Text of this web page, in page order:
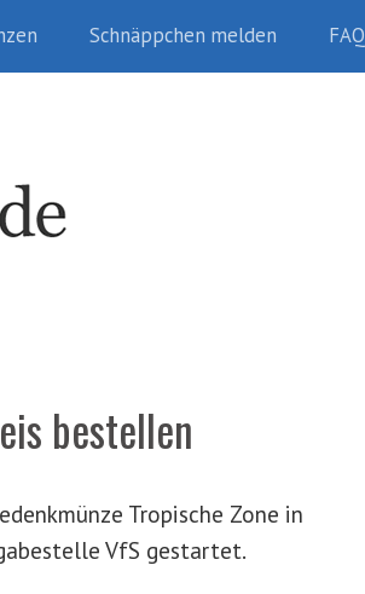
Schnäppchen melden FAQ
bestellen
Tropische Zone in
VfS gestartet.